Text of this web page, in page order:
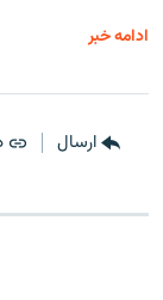
ادامه خبر
ارسال